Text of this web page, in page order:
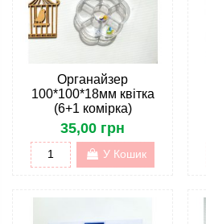
Органайзер
100*100*18мм квітка
(6+1 комірка)
35,00 грн
У Кошик